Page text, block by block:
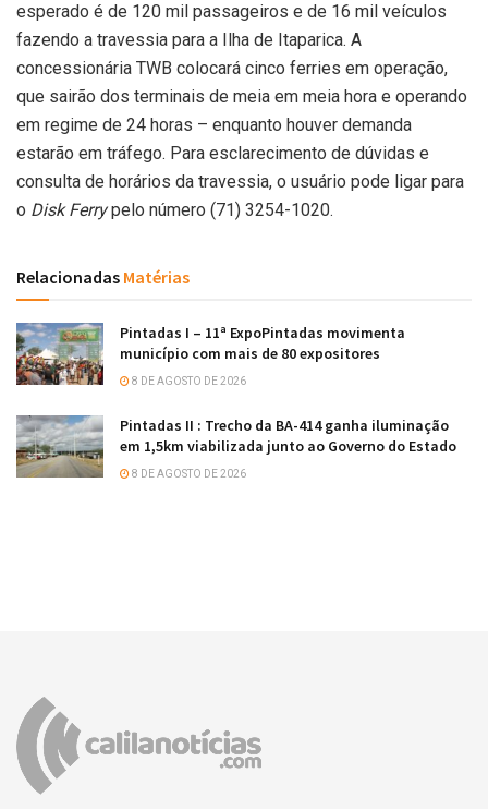
esperado é de 120 mil passageiros e de 16 mil veículos
fazendo a travessia para a Ilha de Itaparica. A
concessionária TWB colocará cinco ferries em operação,
que sairão dos terminais de meia em meia hora e operando
em regime de 24 horas – enquanto houver demanda
estarão em tráfego. Para esclarecimento de dúvidas e
consulta de horários da travessia, o usuário pode ligar para
o Disk Ferrypelo número (71) 3254-1020.
Relacionadas Matérias
Pintadas I – 11ª ExpoPintadas movimenta
município com mais de 80 expositores
8 DE AGOSTO DE 2026
Pintadas II : Trecho da BA-414 ganha iluminação
em 1,5km viabilizada junto ao Governo do Estado
8 DE AGOSTO DE 2026